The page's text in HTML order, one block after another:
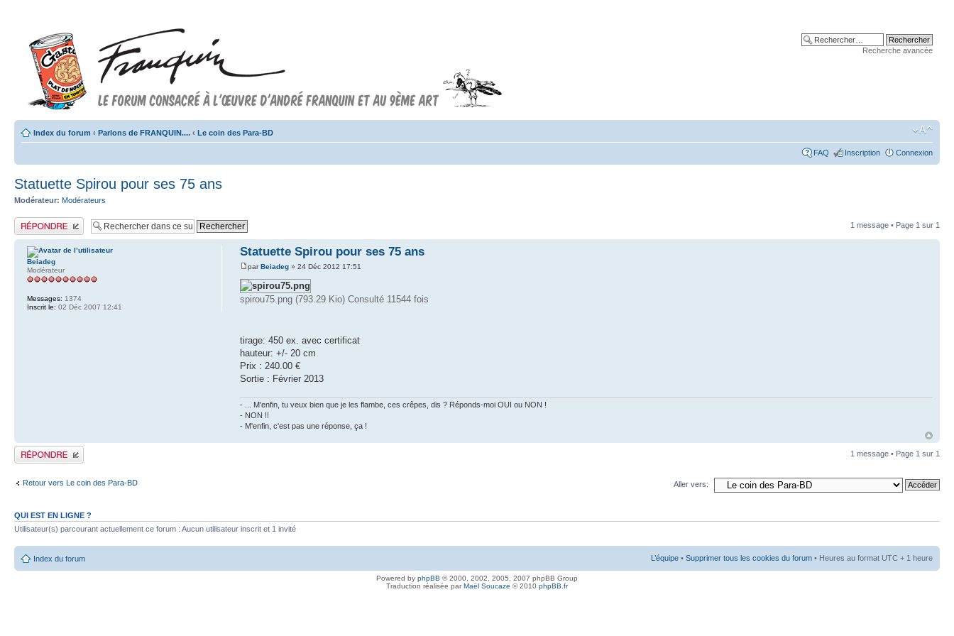
Recherche avancée
Index du forum ‹ Parlons de FRANQUIN.... ‹ Le coin des Para-BD
FAQ Inscription Connexion
Statuette Spirou pour ses 75 ans
Modérateur: Modérateurs
Publier une réponse 1 message • Page 1 sur 1
Statuette Spirou pour ses 75 ans
parBeiadeg » 24 Déc 2012 17:51
spirou75.png (793.29 Kio) Consulté 11544 fois
tirage: 450 ex. avec certificat
hauteur: +/- 20 cm
Prix : 240.00 €
Sortie : Février 2013
- ... M'enfin, tu veux bien que je les flambe, ces crêpes, dis ? Réponds-moi OUI ou NON !
- NON !!
- M'enfin, c'est pas une réponse, ça !
Beiadeg
Modérateur
Messages: 1374
Inscrit le: 02 Déc 2007 12:41
Publier une réponse 1 message • Page 1 sur 1
Retour vers Le coin des Para-BD Aller vers:
QUI EST EN LIGNE ?
Utilisateur(s) parcourant actuellement ce forum : Aucun utilisateur inscrit et 1 invité
Index du forum L’équipe • Supprimer tous les cookies du forum • Heures au format UTC + 1 heure
Powered by phpBB © 2000, 2002, 2005, 2007 phpBB Group
Traduction réalisée parMaël Soucaze © 2010 phpBB.fr